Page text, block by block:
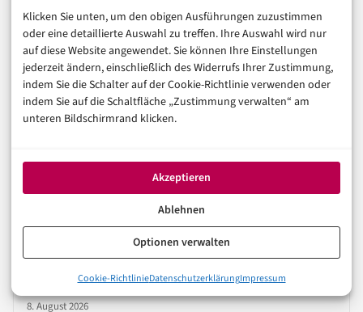
Klicken Sie unten, um den obigen Ausführungen zuzustimmen
oder eine detaillierte Auswahl zu treffen. Ihre Auswahl wird nur
auf diese Website angewendet. Sie können Ihre Einstellungen
jederzeit ändern, einschließlich des Widerrufs Ihrer Zustimmung,
indem Sie die Schalter auf der Cookie-Richtlinie verwenden oder
indem Sie auf die Schaltfläche „Zustimmung verwalten“ am
unteren Bildschirmrand klicken.
Akzeptieren
Ablehnen
Optionen verwalten
Cookie-RichtlinieDatenschutzerklärungImpressum
TECHNOLOGIE & IT
IT
QUANTENCOMPUTER
Indiens 20-Qubit-Projekt: Warum die
Middleware über den Nutzen
entscheidet
Syncthing 2.1.3: Mehr Ordnung, weniger
8. August 2026